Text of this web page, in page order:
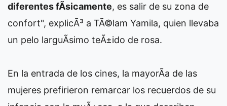
diferentes fÃ­sicamente, es salir de su zona de
confort", explicÃ³ a TÃ©lam Yamila, quien llevaba
un pelo larguÃ­simo teÃ±ido de rosa.
En la entrada de los cines, la mayorÃ­a de las
mujeres prefirieron remarcar los recuerdos de su